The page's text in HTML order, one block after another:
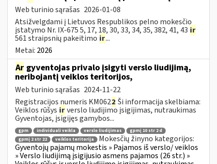
Web turinio sąrašas 2026-01-08
Atsižvelgdami į Lietuvos Respublikos pelno mokesčio
įstatymo Nr. IX-675 5, 17, 18, 30, 33, 34, 35, 382, 41, 43 ir
561 straipsnių pakeitimo ir...
Metai: 2026
Ar gyventojas privalo įsigyti verslo liudijimą,
neribojantį veiklos teritorijos,
Web turinio sąrašas 2024-11-22
Registracijos numeris KM0622 Ši informacija skelbiama:
Veiklos rūšys irverslo liudijimo įsigijimas, nutraukimas
Gyventojas, įsigijęs gamybos...
gpm individuali veikla verslo liudijimas
gpmį 10 str 2 d
gpmį 2 str 22
veiklos teritorija
Mokesčių žinyno kategorijos:
Gyventojų pajamų mokestis » Pajamos iš verslo/ veiklos
» Verslo liudijimą įsigijusio asmens pajamos (26 str.) »